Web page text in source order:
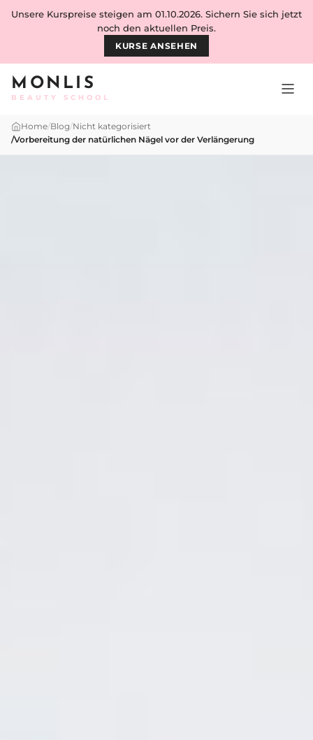
Skip to content
MONLIS
BEAUTY SCHOOL
Unsere Kurspreise steigen am 01.10.2026. Sichern Sie sich jetzt
noch den aktuellen Preis.
KURSE ANSEHEN
Home/Blog/Nicht kategorisiert
/Vorbereitung der natürlichen Nägel vor der Verlängerung